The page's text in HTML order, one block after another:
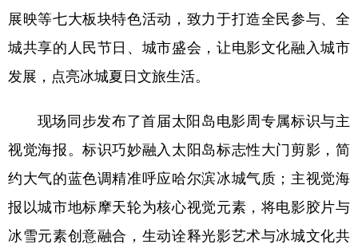
亚太网 上市公司 投教基地
地方频道
辽宁 吉林 上海 江苏
浙江 安徽 福建 江西
山东 河南 湖北 湖南
广东 广西 海南 重庆
展映等七大板块特色活动，致力于打造全民参与、全
城共享的人民节日、城市盛会，让电影文化融入城市
发展，点亮冰城夏日文旅生活。
现场同步发布了首届太阳岛电影周专属标识与主
视觉海报。标识巧妙融入太阳岛标志性大门剪影，简
约大气的蓝色调精准呼应哈尔滨冰城气质；主视觉海
报以城市地标摩天轮为核心视觉元素，将电影胶片与
冰雪元素创意融合，生动诠释光影艺术与冰城文化共